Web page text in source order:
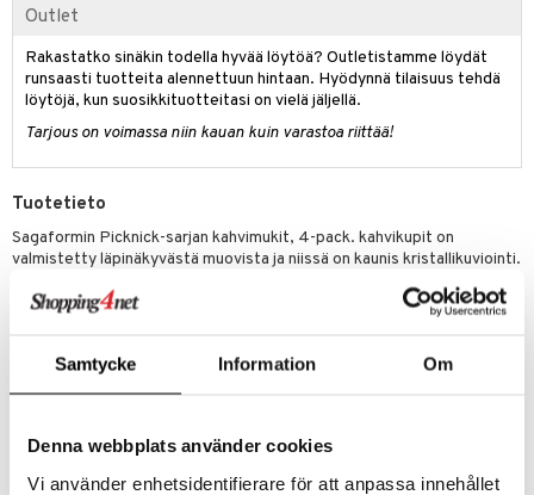
Samtycke Information Om
Denna webbplats använder cookies
Vi använder enhetsidentifierare för att anpassa innehållet
Outlet
Rakastatko sinäkin todella hyvää löytöä? Outletistamme löydät
runsaasti tuotteita alennettuun hintaan. Hyödynnä tilaisuus tehdä
löytöjä, kun suosikkituotteitasi on vielä jäljellä.
Tarjous on voimassa niin kauan kuin varastoa riittää!
Tuotetieto
Sagaformin Picknick-sarjan kahvimukit, 4-pack. kahvikupit on
valmistetty läpinäkyvästä muovista ja niissä on kaunis kristallikuviointi.
sarjan muihin tuotteisiin. Eivät kestä astianpesukoneetta.
4-pack
& Korit